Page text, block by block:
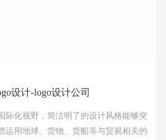
设计-logo设计公司
际化视野，简洁明了的设计风格能够突
运用地球、货物、货船等与贸易相关的